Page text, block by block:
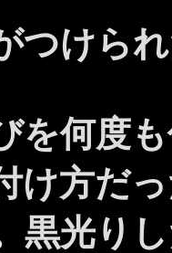
つけら
何度
け方だ
黒光り